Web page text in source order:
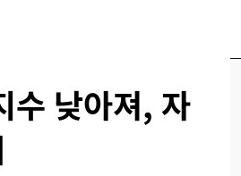
수 낮아져, 자